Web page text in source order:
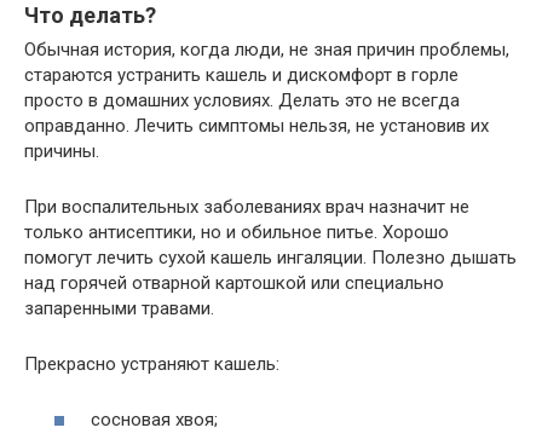
Что делать?
Обычная история, когда люди, не зная причин проблемы,
стараются устранить кашель и дискомфорт в горле
просто в домашних условиях. Делать это не всегда
оправданно. Лечить симптомы нельзя, не установив их
причины.
При воспалительных заболеваниях врач назначит не
только антисептики, но и обильное питье. Хорошо
помогут лечить сухой кашель ингаляции. Полезно дышать
над горячей отварной картошкой или специально
запаренными травами.
Прекрасно устраняют кашель:
сосновая хвоя;